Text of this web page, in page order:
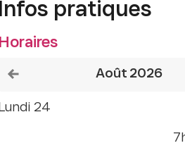
Infos pratiques
Horaires
Voir le mois précédentaoût 2026
lundi 24